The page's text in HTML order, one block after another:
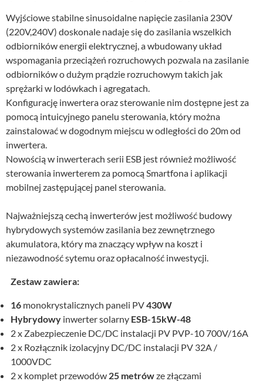
Wyjściowe stabilne sinusoidalne napięcie zasilania 230V
(220V,240V) doskonale nadaje się do zasilania wszelkich
odbiorników energii elektrycznej, a wbudowany układ
wspomagania przeciążeń rozruchowych pozwala na zasilanie
odbiorników o dużym prądzie rozruchowym takich jak
sprężarki w lodówkach i agregatach.
Konfigurację inwertera oraz sterowanie nim dostępne jest za
pomocą intuicyjnego panelu sterowania, który można
zainstalować w dogodnym miejscu w odległości do 20m od
inwertera.
Nowością w inwerterach serii ESB jest również możliwość
sterowania inwerterem za pomocą Smartfona i aplikacji
mobilnej zastępującej panel sterowania.
Najważniejszą cechą inwerterów jest możliwość budowy
hybrydowych systemów zasilania bez zewnętrznego
akumulatora, który ma znaczący wpływ na koszt i
niezawodność sytemu oraz opłacalność inwestycji.
Zestaw zawiera:
16 monokrystalicznych paneli PV430W
Hybrydowy inwerter solarny ESB-15kW-48
2 x Zabezpieczenie DC/DC instalacji PV PVP-10 700V/16A
2 x Rozłącznik izolacyjny DC/DC instalacji PV 32A /
1000VDC
2 x komplet przewodów 25 metrówze złączami